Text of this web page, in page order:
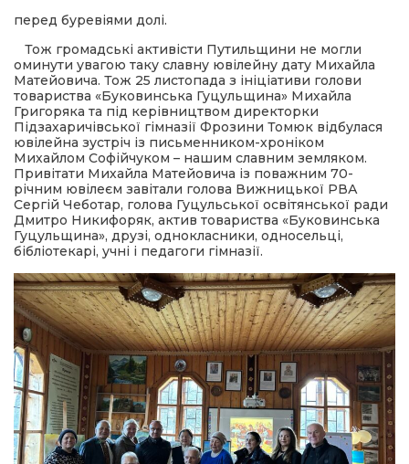
перед буревіями долі.
Тож громадські активісти Путильщини не могли
оминути увагою таку славну ювілейну дату Михайла
Матейовича. Тож 25 листопада з ініціативи голови
товариства «Буковинська Гуцульщина» Михайла
Григоряка та під керівництвом директорки
Підзахаричівської гімназії Фрозини Томюк відбулася
ювілейна зустріч із письменником-хроніком
Михайлом Софійчуком – нашим славним земляком.
Привітати Михайла Матейовича із поважним 70-
річним ювілеєм завітали голова Вижницької РВА
Сергій Чеботар, голова Гуцульської освітянської ради
Дмитро Никифоряк, актив товариства «Буковинська
Гуцульщина», друзі, однокласники, односельці,
бібліотекарі, учні і педагоги гімназії.